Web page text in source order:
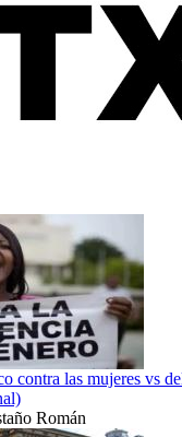
contra las mujeres vs
Román